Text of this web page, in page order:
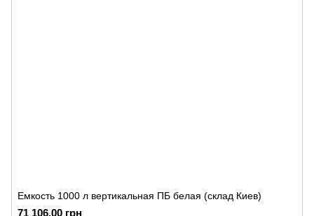
Емкость 1000 л вертикальная ПБ белая (склад Киев)
71 106.00 грн